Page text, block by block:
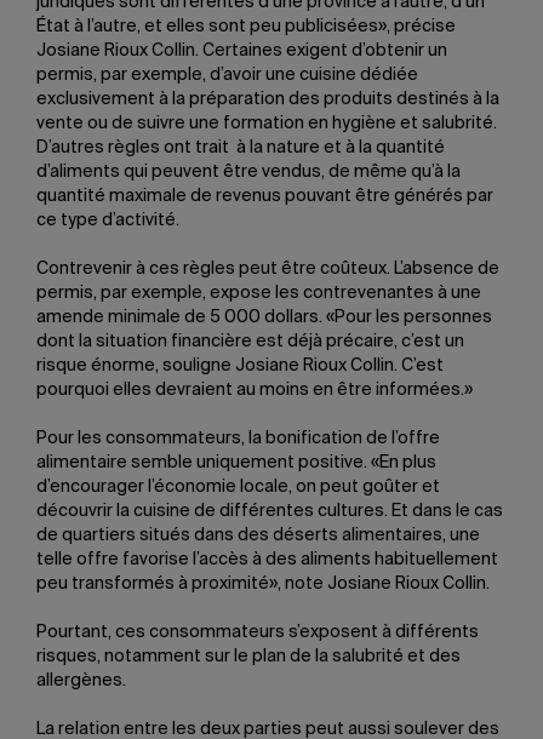
État à l’autre, et elles sont peu publicisées», précise
Josiane Rioux Collin. Certaines exigent d’obtenir un
permis, par exemple, d’avoir une cuisine dédiée
exclusivement à la préparation des produits destinés à la
vente ou de suivre une formation en hygiène et salubrité.
D’autres règles ont trait à la nature et à la quantité
d’aliments qui peuvent être vendus, de même qu’à la
quantité maximale de revenus pouvant être générés par
ce type d’activité.
Contrevenir à ces règles peut être coûteux. L’absence de
permis, par exemple, expose les contrevenantes à une
amende minimale de 5 000 dollars. «Pour les personnes
dont la situation financière est déjà précaire, c’est un
risque énorme, souligne Josiane Rioux Collin. C’est
pourquoi elles devraient au moins en être informées.»
Pour les consommateurs, la bonification de l’offre
alimentaire semble uniquement positive. «En plus
d’encourager l’économie locale, on peut goûter et
découvrir la cuisine de différentes cultures. Et dans le cas
de quartiers situés dans des déserts alimentaires, une
telle offre favorise l’accès à des aliments habituellement
peu transformés à proximité», note Josiane Rioux Collin.
Pourtant, ces consommateurs s’exposent à différents
risques, notamment sur le plan de la salubrité et des
allergènes.
La relation entre les deux parties peut aussi soulever des